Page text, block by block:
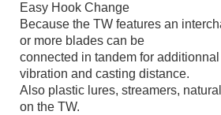
Easy Hook Change
Because the TW features an
or more blades can be
connected in tandem for
vibration and casting distance.
Also plastic lures, streamers,
on the TW.